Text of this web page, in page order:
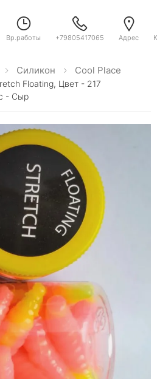
Вр.работы +79805417065 Адрес
Силикон Cool Place
Floating, Цвет - 217
- Сыр